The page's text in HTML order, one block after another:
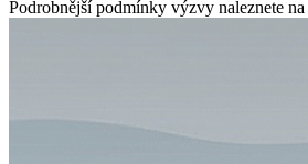
Podrobnější podmínky výzvy naleznete na